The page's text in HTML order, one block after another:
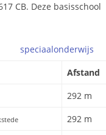
CB. Deze basisschool
speciaalonderwijs
Afstand
292 m
292 m